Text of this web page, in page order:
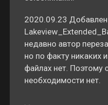
2020.09.23
недавно автор
но по факту никаких
файлах нет. Поэтому
необходимости нет.